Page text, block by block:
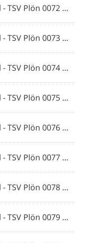
20230901 VfB Kiel - TSV Plön 0072 © 2023 Ismail Yesilyurt.jpg
20230901 VfB Kiel - TSV Plön 0073 © 2023 Ismail Yesilyurt.jpg
20230901 VfB Kiel - TSV Plön 0074 © 2023 Ismail Yesilyurt.jpg
20230901 VfB Kiel - TSV Plön 0075 © 2023 Ismail Yesilyurt.jpg
20230901 VfB Kiel - TSV Plön 0076 © 2023 Ismail Yesilyurt.jpg
20230901 VfB Kiel - TSV Plön 0077 © 2023 Ismail Yesilyurt.jpg
20230901 VfB Kiel - TSV Plön 0078 © 2023 Ismail Yesilyurt.jpg
20230901 VfB Kiel - TSV Plön 0079 © 2023 Ismail Yesilyurt.jpg